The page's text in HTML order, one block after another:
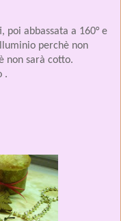
poi abbassata a 160° e
perchè non
non sarà cotto.
.